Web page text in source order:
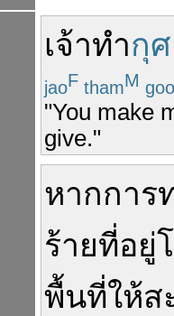
เจ้าทำกุ
jaoF thamM goo
"You make
give."
หากการ
ร้ายที่อยู่
พื้นที่ให้ส